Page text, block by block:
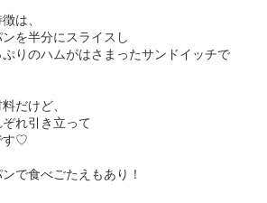
は、
を半分にスライスし
りのハムがはさまったサンドイッチで
だけど、
れ引き立って
す♡
で食べごたえもあり！